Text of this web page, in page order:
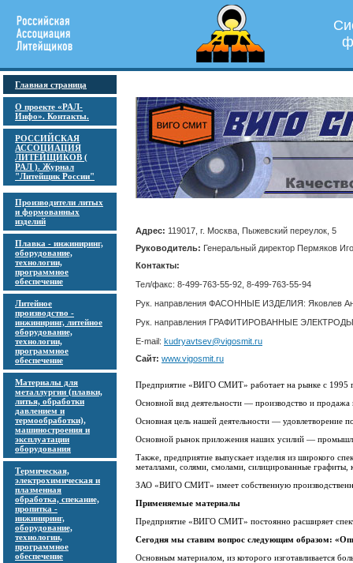
Главная страница
О проекте «РАЛ-
Инфо». Контакты.
РОССИЙСКАЯ
АССОЦИАЦИЯ
ЛИТЕЙЩИКОВ (
РАЛ ). Журнал
"Литейщик России"
Производители литых
и формованных
изделий
Плавка - инжиниринг,
оборудование,
технологии,
программное
обеспечение
Литейное
производство -
инжиниринг, литейное
оборудование,
технологии,
программное
обеспечение
Материалы для
металлургии (плавки,
литья, обработки
давлением и
термообработки),
машиностроения и
эксплуатации
оборудования
Термическая,
электрохимическая и
плазменная
обработка, спекание,
пропитка -
инжиниринг,
оборудование,
технологии,
программное
обеспечение
Адрес: 119017, г. Москва, Пыжевский переулок, 5
Руководитель: Генеральный директор Пермяков
Контакты:
Тел/факс: 8-499-763-55-92, 8-499-763-55-94
Рук. направления ФАСОННЫЕ ИЗДЕЛИЯ: Яковлев
Рук. направления ГРАФИТИРОВАННЫЕ ЭЛЕКТРОДЫ:
E-mail: kudryavtsev@vigosmit.ru
Сайт: www.vigosmit.ru
Предприятие «ВИГО СМИТ» работает на рынке с 1995
Основной вид деятельности — производство и продажа
Основная цель нашей деятельности — удовлетворение
Основной рынок приложения наших усилий —
Также, предприятие выпускает изделия из широкого
металлами, солями, смолами, силицированные графиты,
ЗАО «ВИГО СМИТ» имеет собственную
Применяемые материалы
Предприятие «ВИГО СМИТ» постоянно расширяет
Сегодня мы ставим вопрос следующим образом:
Основным материалом, из которого изготавливается